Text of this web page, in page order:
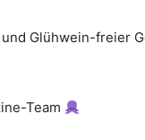
Glühwein-freier
Team